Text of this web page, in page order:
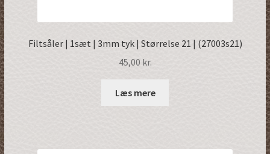
Filtsåler | 1sæt | 3mm tyk | Størrelse 21 | (27003s21)
45,00 kr.
Læs mere